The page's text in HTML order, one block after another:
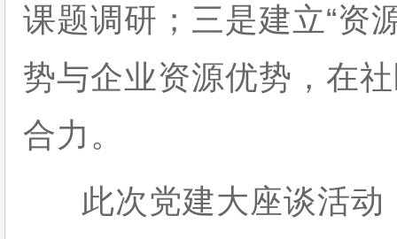
课题调研；三是建立“资
势与企业资源优势，在
合力。
此次党建大座谈活动